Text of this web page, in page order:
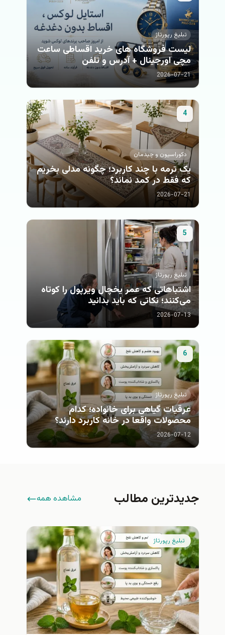
تبلیغ رپورتاژ
لیست فروشگاه های خرید اقساطی ساعت
مچی اورجینال + آدرس و تلفن
2026-07-21
4
دكوراسيون و چيدمان
یک ترمه با چند کاربرد؛ چگونه مدلی بخریم
که فقط در کمد نماند؟
2026-07-21
5
تبلیغ رپورتاژ
اشتباهاتی که عمر یخچال ویرپول را کوتاه
می‌کنند؛ نکاتی که باید بدانید
2026-07-13
6
تبلیغ رپورتاژ
عرقیات گیاهی برای خانواده؛ کدام
محصولات واقعا در خانه کاربرد دارند؟
2026-07-12
جدیدترین مطالب مشاهده همه
تبلیغ رپورتاژ